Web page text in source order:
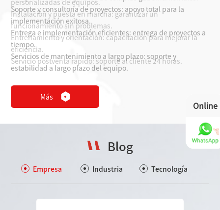
Online
Soporte y consultoría de proyectos: apoyo total para la
implementación exitosa.
Entrega e implementación eficientes: entrega de proyectos a
tiempo.
Servicios de mantenimiento a largo plazo: soporte y
estabilidad a largo plazo del equipo.
Más
Blog
Empresa Industria Tecnología